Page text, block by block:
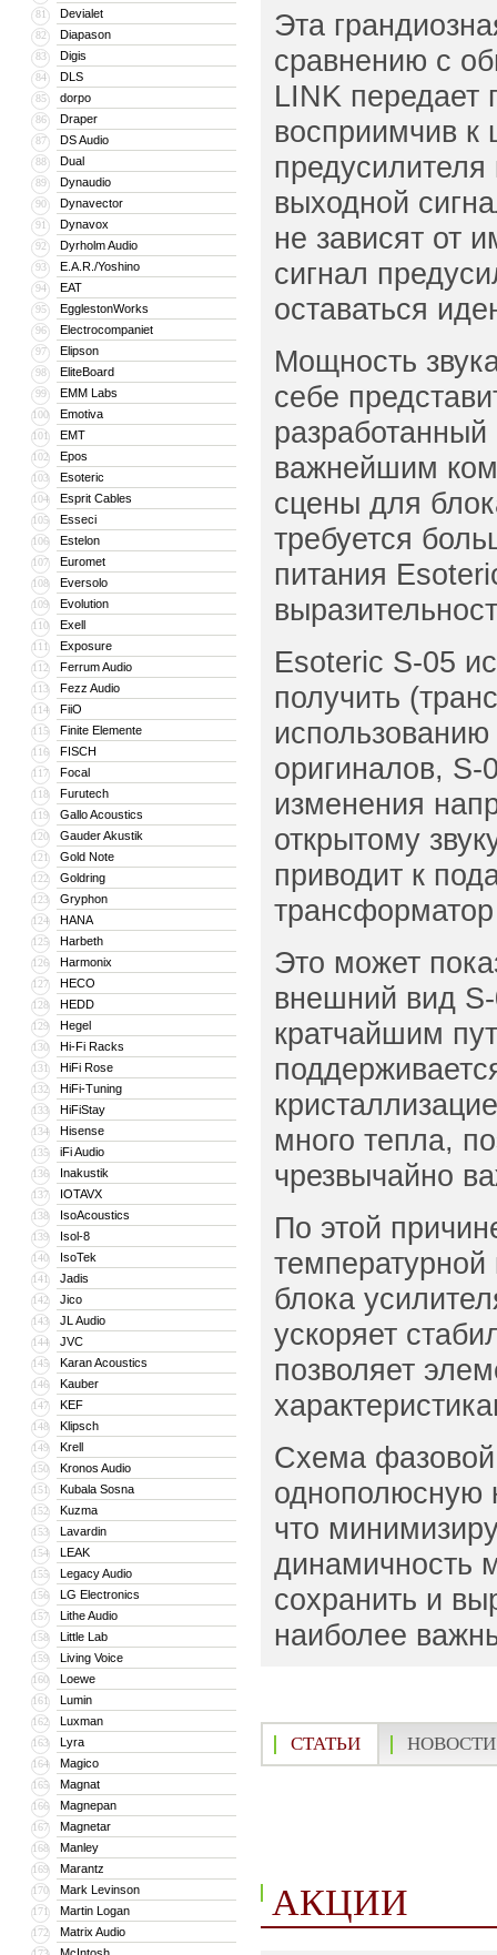
81 Devialet
82 Diapason
83 Digis
84 DLS
85 dorpo
86 Draper
87 DS Audio
88 Dual
89 Dynaudio
90 Dynavector
91 Dynavox
92 Dyrholm Audio
93 E.A.R./Yoshino
94 EAT
95 EgglestonWorks
96 Electrocompaniet
97 Elipson
98 EliteBoard
99 EMM Labs
100 Emotiva
101 EMT
102 Epos
103 Esoteric
104 Esprit Cables
105 Esseci
106 Estelon
107 Euromet
108 Eversolo
109 Evolution
110 Exell
111 Exposure
112 Ferrum Audio
113 Fezz Audio
114 FiiO
115 Finite Elemente
116 FISCH
117 Focal
118 Furutech
119 Gallo Acoustics
120 Gauder Akustik
121 Gold Note
122 Goldring
123 Gryphon
124 HANA
125 Harbeth
126 Harmonix
127 HECO
128 HEDD
129 Hegel
130 Hi-Fi Racks
131 HiFi Rose
132 HiFi-Tuning
133 HiFiStay
134 Hisense
135 iFi Audio
136 Inakustik
137 IOTAVX
138 IsoAcoustics
139 Isol-8
140 IsoTek
141 Jadis
142 Jico
143 JL Audio
144 JVC
145 Karan Acoustics
146 Kauber
147 KEF
148 Klipsch
149 Krell
150 Kronos Audio
151 Kubala Sosna
152 Kuzma
153 Lavardin
154 LEAK
155 Legacy Audio
156 LG Electronics
157 Lithe Audio
158 Little Lab
159 Living Voice
160 Loewe
161 Lumin
162 Luxman
163 Lyra
164 Magico
165 Magnat
166 Magnepan
167 Magnetar
168 Manley
169 Marantz
170 Mark Levinson
171 Martin Logan
172 Matrix Audio
Эта
сравнению с
LINK передает
восприимчив к
выходной
не зависят от
сигнал
оставаться
Мощность
себе
важнейшим
сцены для
требуется
питания
Esoteric S-05
получить
оригиналов,
изменения
открытому
приводит к
Это может
внешний вид
кратчайшим
много тепла,
чрезвычайно
По этой
температурной
блока
ускоряет
позволяет
Схема фазовой
однополюсную
что
динамичность
сохранить и
наиболее
СТАТЬИ НОВОСТИ
АКЦИИ